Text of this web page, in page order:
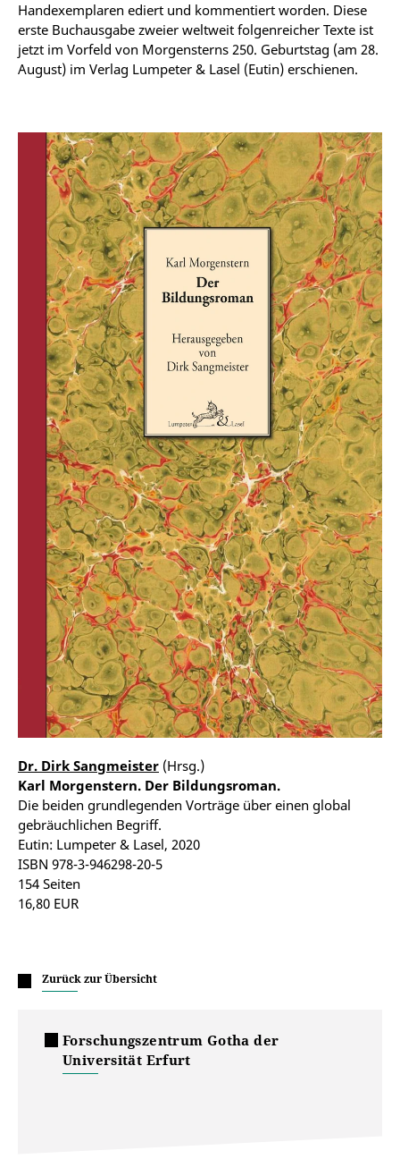
Handexemplaren ediert und kommentiert worden. Diese
erste Buchausgabe zweier weltweit folgenreicher Texte ist
jetzt im Vorfeld von Morgensterns 250. Geburtstag (am 28.
August) im Verlag Lumpeter & Lasel (Eutin) erschienen.
Dr. Dirk Sangmeister (Hrsg.)
Karl Morgenstern. Der Bildungsroman.
Die beiden grundlegenden Vorträge über einen global
gebräuchlichen Begriff.
Eutin: Lumpeter & Lasel, 2020
ISBN 978-3-946298-20-5
154 Seiten
16,80 EUR
Zurück zur Übersicht
Forschungszentrum Gotha der
Universität Erfurt